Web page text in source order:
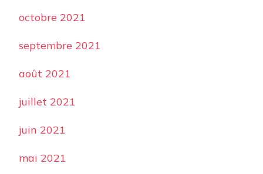
octobre 2021
septembre 2021
août 2021
juillet 2021
juin 2021
mai 2021